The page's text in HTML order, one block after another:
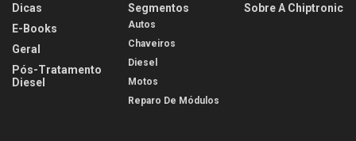
Dicas
E-Books
Geral
Pós-Tratamento
Diesel
Segmentos
Autos
Chaveiros
Diesel
Motos
Reparo De Módulos
Sobre A Chiptronic